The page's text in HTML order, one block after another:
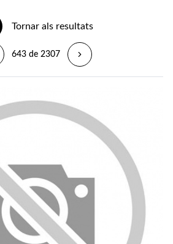
Tornar als resultats
643 de 2307